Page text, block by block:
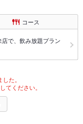
コース
で、飲み放題プラン
た。
てください。